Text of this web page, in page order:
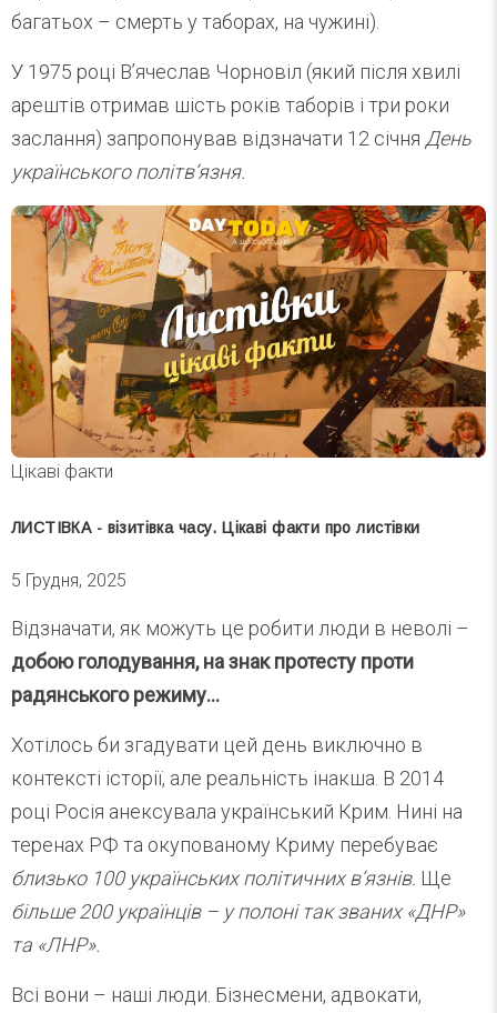
багатьох – смерть у таборах, на чужині).
У 1975 році В’ячеслав Чорновіл (який після хвилі
арештів отримав шість років таборів і три роки
заслання) запропонував відзначати 12 січня День
українського політв’язня.
Цікаві факти
ЛИСТІВКА - візитівка часу. Цікаві факти про листівки
5 Грудня, 2025
Відзначати, як можуть це робити люди в неволі –
добою голодування, на знак протесту проти
радянського режиму…
Хотілось би згадувати цей день виключно в
контексті історії, але реальність інакша. В 2014
році Росія анексувала український Крим. Нині на
теренах РФ та окупованому Криму перебуває
близько 100 українських політичних в’язнів. Ще
більше 200 українців – у полоні так званих «ДНР»
та «ЛНР».
Всі вони – наші люди. Бізнесмени, адвокати,